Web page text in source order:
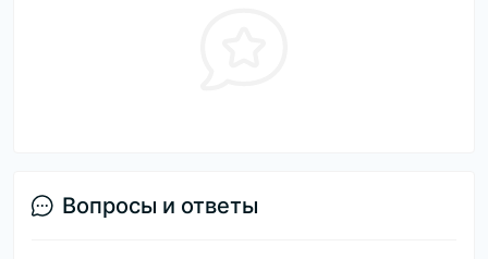
Вопросы и ответы